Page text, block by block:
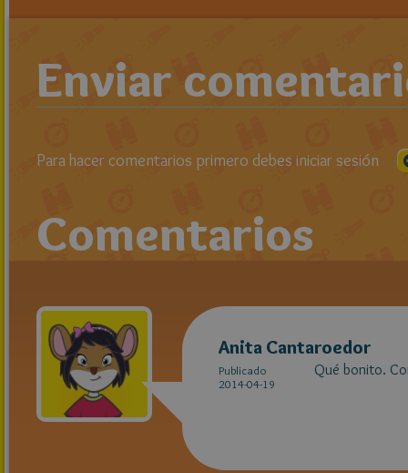
Enviar
Para hacer comentarios primero debes iniciar sesión
Comentarios
Anita Cantaroedor
Publicado
2014-04-19
Qué bonito.